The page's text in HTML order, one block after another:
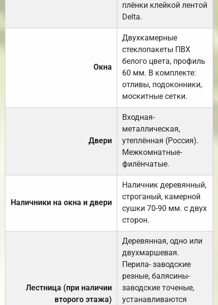
плёнки клейкой лентой
Delta.
Окна
Двухкамерные
стеклопакеты ПВХ
белого цвета, профиль
60 мм. В комплекте:
отливы, подоконники,
москитные сетки.
Двери
Входная-
металлическая,
утеплённая (Россия).
Межкомнатные-
филёнчатые.
Наличники на окна и двери
Наличник деревянный,
строганый, камерной
сушки 70-90 мм. с двух
сторон.
Лестница (при наличии
второго этажа)
Деревянная, одно или
двухмаршевая.
Перила- заводские
резные, балясины-
заводские точеные,
устанавливаются